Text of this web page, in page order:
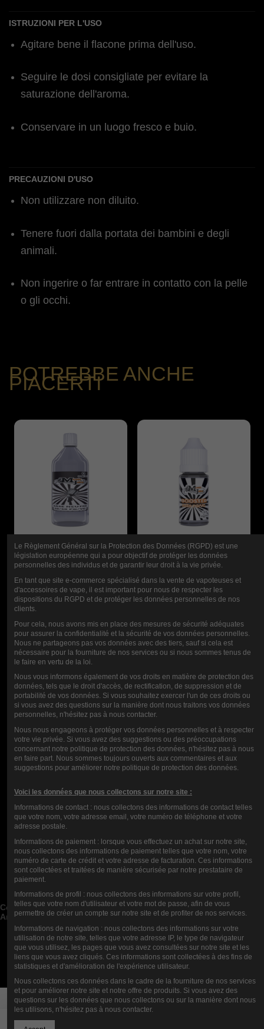
ISTRUZIONI PER L'USO
Agitare bene il flacone prima dell'uso.
Seguire le dosi consigliate per evitare la
saturazione dell'aroma.
Conservare in un luogo fresco e buio.
PRECAUZIONI D'USO
Non utilizzare non diluito.
Tenere fuori dalla portata dei bambini e degli
animali.
Non ingerire o far entrare in contatto con la pelle
o gli occhi.
POTREBBE ANCHE
PIACERTI
SUCCO DI BASE
MUSICALE 1L
SUCCO DI
MUSICA
10ML-20MG
0,90 €
VALUTAZIONE
COMMENTI (0)
Contact us
Post di blog recenti  
Cerca nel Blog  
Archivi del blog  
Blog Top Autori 
Newsletter
Le Règlement Général sur la Protection des Données (RGPD) est une
législation européenne qui a pour objectif de protéger les données
personnelles des individus et de garantir leur droit à la vie privée.
En tant que site e-commerce spécialisé dans la vente de vapoteuses et
d'accessoires de vape, il est important pour nous de respecter les
dispositions du RGPD et de protéger les données personnelles de nos
clients.
Pour cela, nous avons mis en place des mesures de sécurité adéquates
pour assurer la confidentialité et la sécurité de vos données personnelles.
Nous ne partageons pas vos données avec des tiers, sauf si cela est
nécessaire pour la fourniture de nos services ou si nous sommes tenus de
le faire en vertu de la loi.
Nous vous informons également de vos droits en matière de protection des
données, tels que le droit d'accès, de rectification, de suppression et de
portabilité de vos données. Si vous souhaitez exercer l'un de ces droits ou
si vous avez des questions sur la manière dont nous traitons vos données
personnelles, n'hésitez pas à nous contacter.
Nous nous engageons à protéger vos données personnelles et à respecter
votre vie privée. Si vous avez des suggestions ou des préoccupations
concernant notre politique de protection des données, n'hésitez pas à nous
en faire part. Nous sommes toujours ouverts aux commentaires et aux
suggestions pour améliorer notre politique de protection des données.
Voici les données que nous collectons sur notre site :
Informations de contact : nous collectons des informations de contact telles
que votre nom, votre adresse email, votre numéro de téléphone et votre
adresse postale.
Informations de paiement : lorsque vous effectuez un achat sur notre site,
nous collectons des informations de paiement telles que votre nom, votre
numéro de carte de crédit et votre adresse de facturation. Ces informations
sont collectées et traitées de manière sécurisée par notre prestataire de
paiement.
Informations de profil : nous collectons des informations sur votre profil,
telles que votre nom d'utilisateur et votre mot de passe, afin de vous
permettre de créer un compte sur notre site et de profiter de nos services.
Informations de navigation : nous collectons des informations sur votre
utilisation de notre site, telles que votre adresse IP, le type de navigateur
que vous utilisez, les pages que vous avez consultées sur notre site et les
liens que vous avez cliqués. Ces informations sont collectées à des fins de
statistiques et d'amélioration de l'expérience utilisateur.
Nous collectons ces données dans le cadre de la fourniture de nos services
et pour améliorer notre site et notre offre de produits. Si vous avez des
questions sur les données que nous collectons ou sur la manière dont nous
les utilisons, n'hésitez pas à nous contacter.